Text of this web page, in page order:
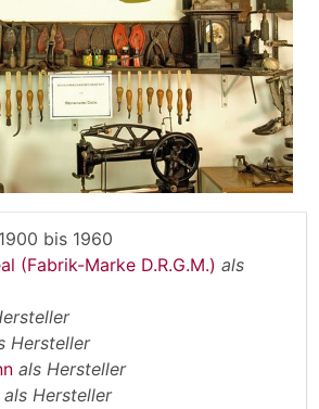
1900 bis 1960
(Fabrik-Marke D.R.G.M.) als
Hersteller
als Hersteller
als Hersteller